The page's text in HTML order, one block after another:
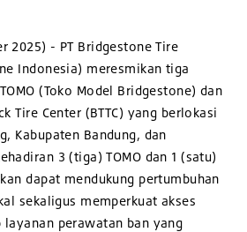
2025) - PT Bridgestone Tire
Indonesia) meresmikan tiga
(Toko Model Bridgestone) dan
Tire Center (BTTC) yang berlokasi
Kabupaten Bandung, dan
3 (tiga) TOMO dan 1 (satu)
dapat mendukung pertumbuhan
sekaligus memperkuat akses
layanan perawatan ban yang